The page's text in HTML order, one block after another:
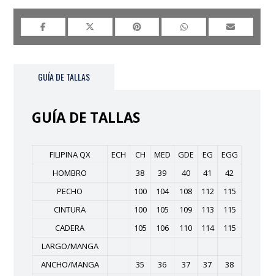
GUÍA DE TALLAS
GUÍA DE TALLAS
FILIPINA QX ECH CH MED GDE EG
EGG
HOMBRO
38 39 40 41
42
PECHO
100 104 108 112
115
CINTURA
100 105 109 113
115
CADERA
105 106 110 114
115
LARGO/MANGA
ANCHO/MANGA
35 36 37 37
38